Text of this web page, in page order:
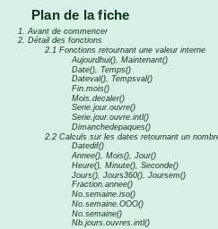
Plan de la fiche
1. Avant de commencer
2. Détail des fonctions
2.1 Fonctions retournant une valeur interne
Aujourdhui(), Maintenant()
Date(), Temps()
Dateval(), Tempsval()
Fin.mois()
Mois.decaler()
Serie.jour.ouvre()
Serie.jour.ouvre.intl()
Dimanchedepaques()
2.2 Calculs sur les dates retournant un
Datedif()
Annee(), Mois(), Jour()
Heure(), Minute(), Seconde()
Jours(), Jours360(), Joursem()
Fraction.annee()
No.semaine.iso()
No.semaine.OOO()
No.semaine()
Nb.jours.ouvres.intl()